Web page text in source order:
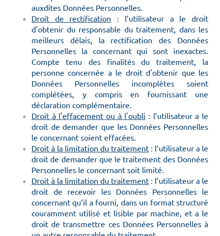
auxdites Données Personnelles.
Droit de rectification : l’utilisateur a le droit
d'obtenir du responsable du traitement, dans les
meilleurs délais, la rectification des Données
Personnelles la concernant qui sont inexactes.
Compte tenu des finalités du traitement, la
personne concernée a le droit d'obtenir que les
Données Personnelles incomplètes soient
complétées, y compris en fournissant une
déclaration complémentaire.
Droit à l'effacement ou à l'oubli : l’utilisateur a le
droit de demander que les Données Personnelles
le concernant soient effacées.
Droit à la limitation du traitement : l’utilisateur a le
droit de demander que le traitement des Données
Personnelles le concernant soit limité.
Droit à la limitation du traitement : l’utilisateur a le
droit de recevoir les Données Personnelles le
concernant qu’il a fourni, dans un format structuré
couramment utilisé et lisible par machine, et a le
droit de transmettre ces Données Personnelles à